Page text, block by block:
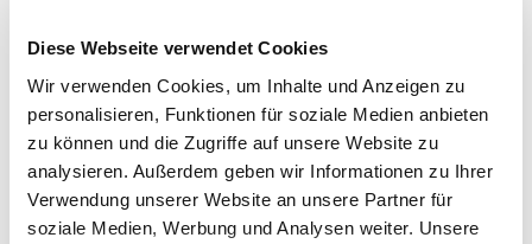
Diese Webseite verwendet Cookies
Wir verwenden Cookies, um Inhalte und Anzeigen zu
personalisieren, Funktionen für soziale Medien anbieten
zu können und die Zugriffe auf unsere Website zu
analysieren. Außerdem geben wir Informationen zu Ihrer
Verwendung unserer Website an unsere Partner für
soziale Medien, Werbung und Analysen weiter. Unsere
* Gilt für Lieferungen innerhalb Deutschlands, Lieferzeiten für andere
Länder entnehmen Sie bitte unserenVersandinformationen
Technische Details und Hinweise